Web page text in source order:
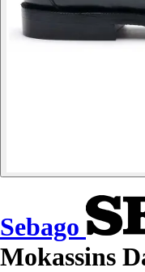
Sebago
Mokassins